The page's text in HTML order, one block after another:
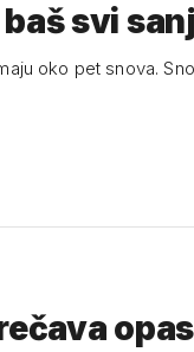
svi
oko pet snova.